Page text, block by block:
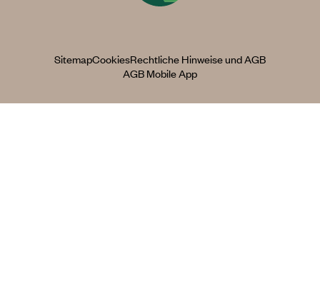
SitemapCookiesRechtliche Hinweise und AGB
AGB Mobile App